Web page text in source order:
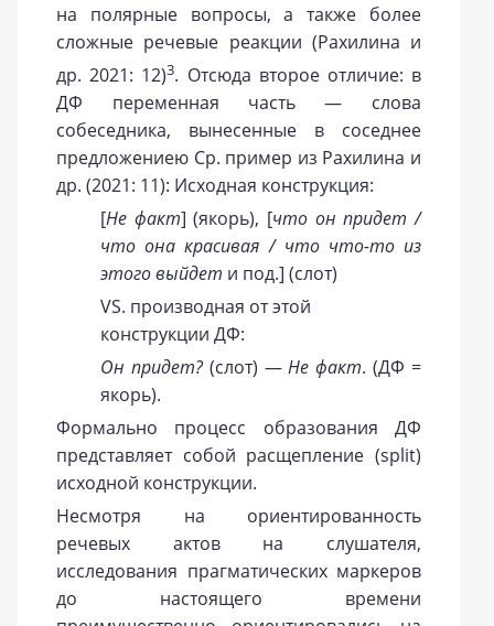
на полярные вопросы, а также более
сложные речевые реакции (Рахилина и
др. 2021: 12)3. Отсюда второе отличие: в
ДФ переменная часть — слова
собеседника, вынесенные в соседнее
предложениею Ср. пример из Рахилина и
др. (2021: 11): Исходная конструкция:
[Не факт] (якорь), [что он придет /
что она красивая / что что-то из
этого выйдет и под.] (слот)
VS. производная от этой
конструкции ДФ:
Он придет?(слот) —Не факт. (ДФ =
якорь).
Формально процесс образования ДФ
представляет собой расщепление (split)
исходной конструкции.
Несмотря на ориентированность
речевых актов на слушателя,
исследования прагматических маркеров
до настоящего времени